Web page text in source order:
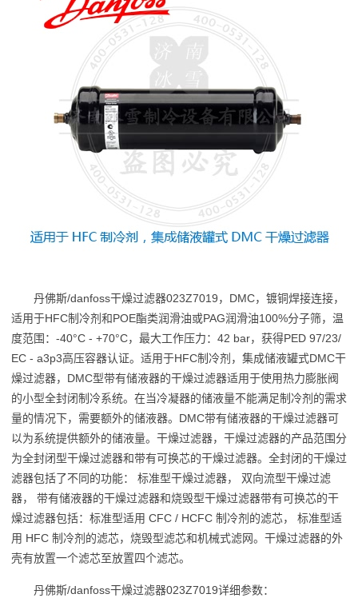
丹佛斯/danfoss干燥过滤器023Z7019，DMC，镀铜焊接连接，
适用于HFC制冷剂和POE酯类润滑油或PAG润滑油100%分子筛，温
度范围：-40°C - +70°C，最大工作压力：42 bar，获得PED 97/23/
EC - a3p3高压容器认证。适用于HFC制冷剂，集成储液罐式DMC干
燥过滤器，DMC型带有储液器的干燥过滤器适用于使用热力膨胀阀
的小型全封闭制冷系统。在当冷凝器的储液量不能满足制冷剂的需求
量的情况下，需要额外的储液器。DMC带有储液器的干燥过滤器可
以为系统提供额外的储液量。干燥过滤器，干燥过滤器的产品范围分
为全封闭型干燥过滤器和带有可换芯的干燥过滤器。全封闭的干燥过
滤器包括了不同的功能： 标准型干燥过滤器， 双向流型干燥过滤
器， 带有储液器的干燥过滤器和烧毁型干燥过滤器带有可换芯的干
燥过滤器包括：标准型适用 CFC / HCFC 制冷剂的滤芯， 标准型适
用 HFC 制冷剂的滤芯，烧毁型滤芯和机械式滤网。干燥过滤器的外
壳有放置一个滤芯至放置四个滤芯。
丹佛斯/danfoss干燥过滤器023Z7019详细参数：